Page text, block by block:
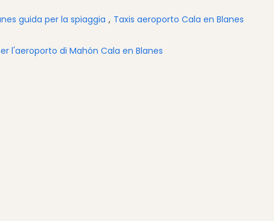
guida per la spiaggia , Taxis aeroporto Cala en Blanes
l'aeroporto di Mahón Cala en Blanes